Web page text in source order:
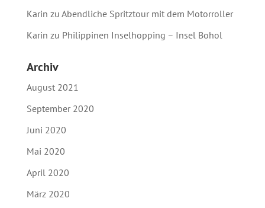
Karin zu Abendliche Spritztour mit dem Motorroller
Karin zu Philippinen Inselhopping – Insel Bohol
Archiv
August 2021
September 2020
Juni 2020
Mai 2020
April 2020
März 2020